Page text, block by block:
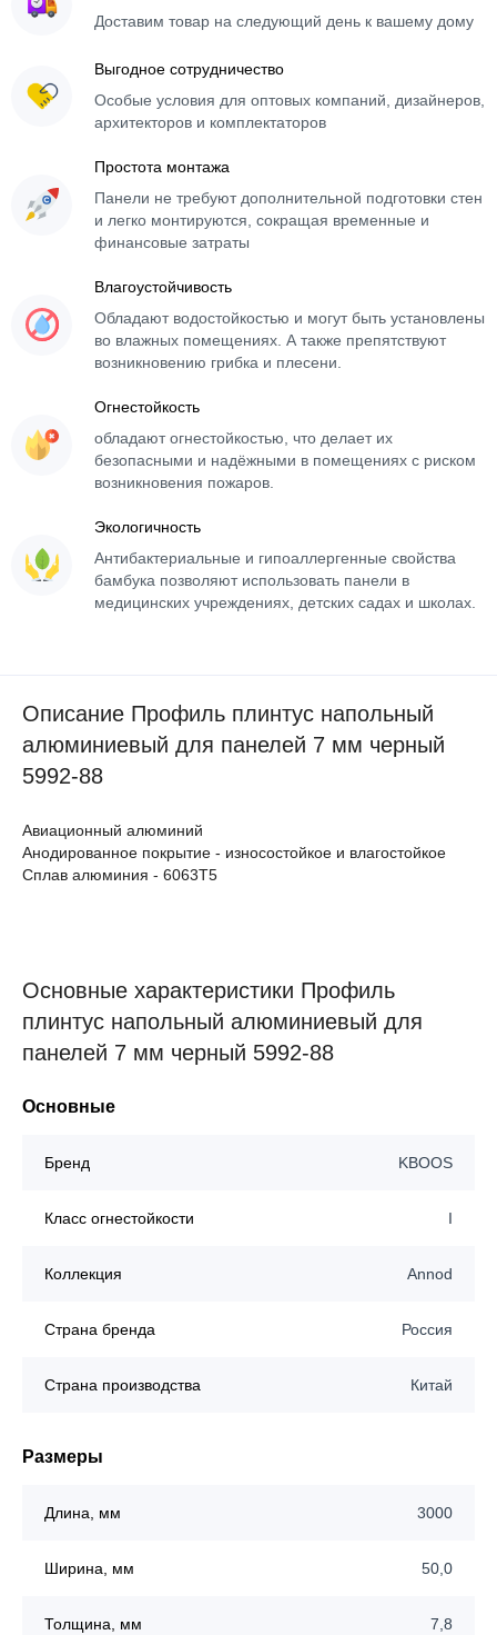
Доставим товар на следующий день к вашему дому
Выгодное сотрудничество
Особые условия для оптовых компаний, дизайнеров,
архитекторов и комплектаторов
Простота монтажа
Панели не требуют дополнительной подготовки стен
и легко монтируются, сокращая временные и
финансовые затраты
Влагоустойчивость
Обладают водостойкостью и могут быть установлены
во влажных помещениях. А также препятствуют
возникновению грибка и плесени.
Огнестойкость
обладают огнестойкостью, что делает их
безопасными и надёжными в помещениях с риском
возникновения пожаров.
Экологичность
Антибактериальные и гипоаллергенные свойства
бамбука позволяют использовать панели в
медицинских учреждениях, детских садах и школах.
Описание Профиль плинтус напольный
алюминиевый для панелей 7 мм черный
5992-88
Авиационный алюминий
Анодированное покрытие - износостойкое и влагостойкое
Сплав алюминия - 6063Т5
Основные характеристики Профиль
плинтус напольный алюминиевый для
панелей 7 мм черный 5992-88
Основные
Бренд KBOOS
Класс огнестойкости I
Коллекция Annod
Страна бренда Россия
Страна производства Китай
Размеры
Длина, мм 3000
Ширина, мм 50,0
Толщина, мм 7,8